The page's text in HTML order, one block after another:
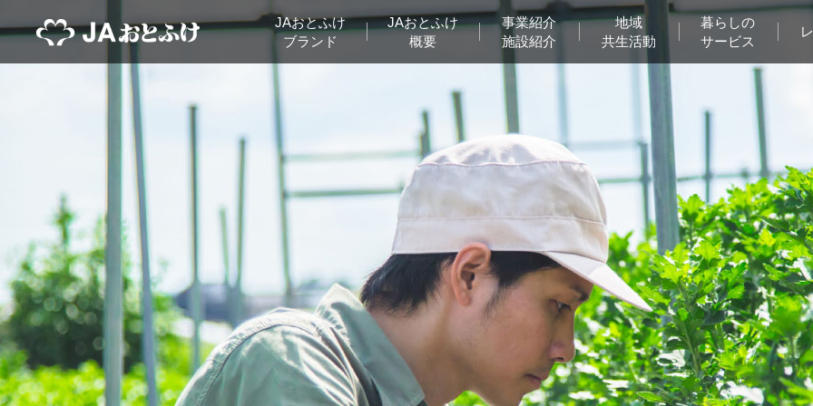
JAおとふけ
ブランド
JAおとふけ
概要
事業紹介
施設紹介
地域
共生活動
暮らしの
サービス